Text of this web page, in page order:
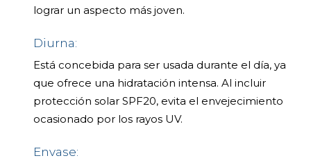
lograr un aspecto más joven.
Diurna:
Está concebida para ser usada durante el día, ya
que ofrece una hidratación intensa. Al incluir
protección solar SPF20, evita el envejecimiento
ocasionado por los rayos UV.
Envase: